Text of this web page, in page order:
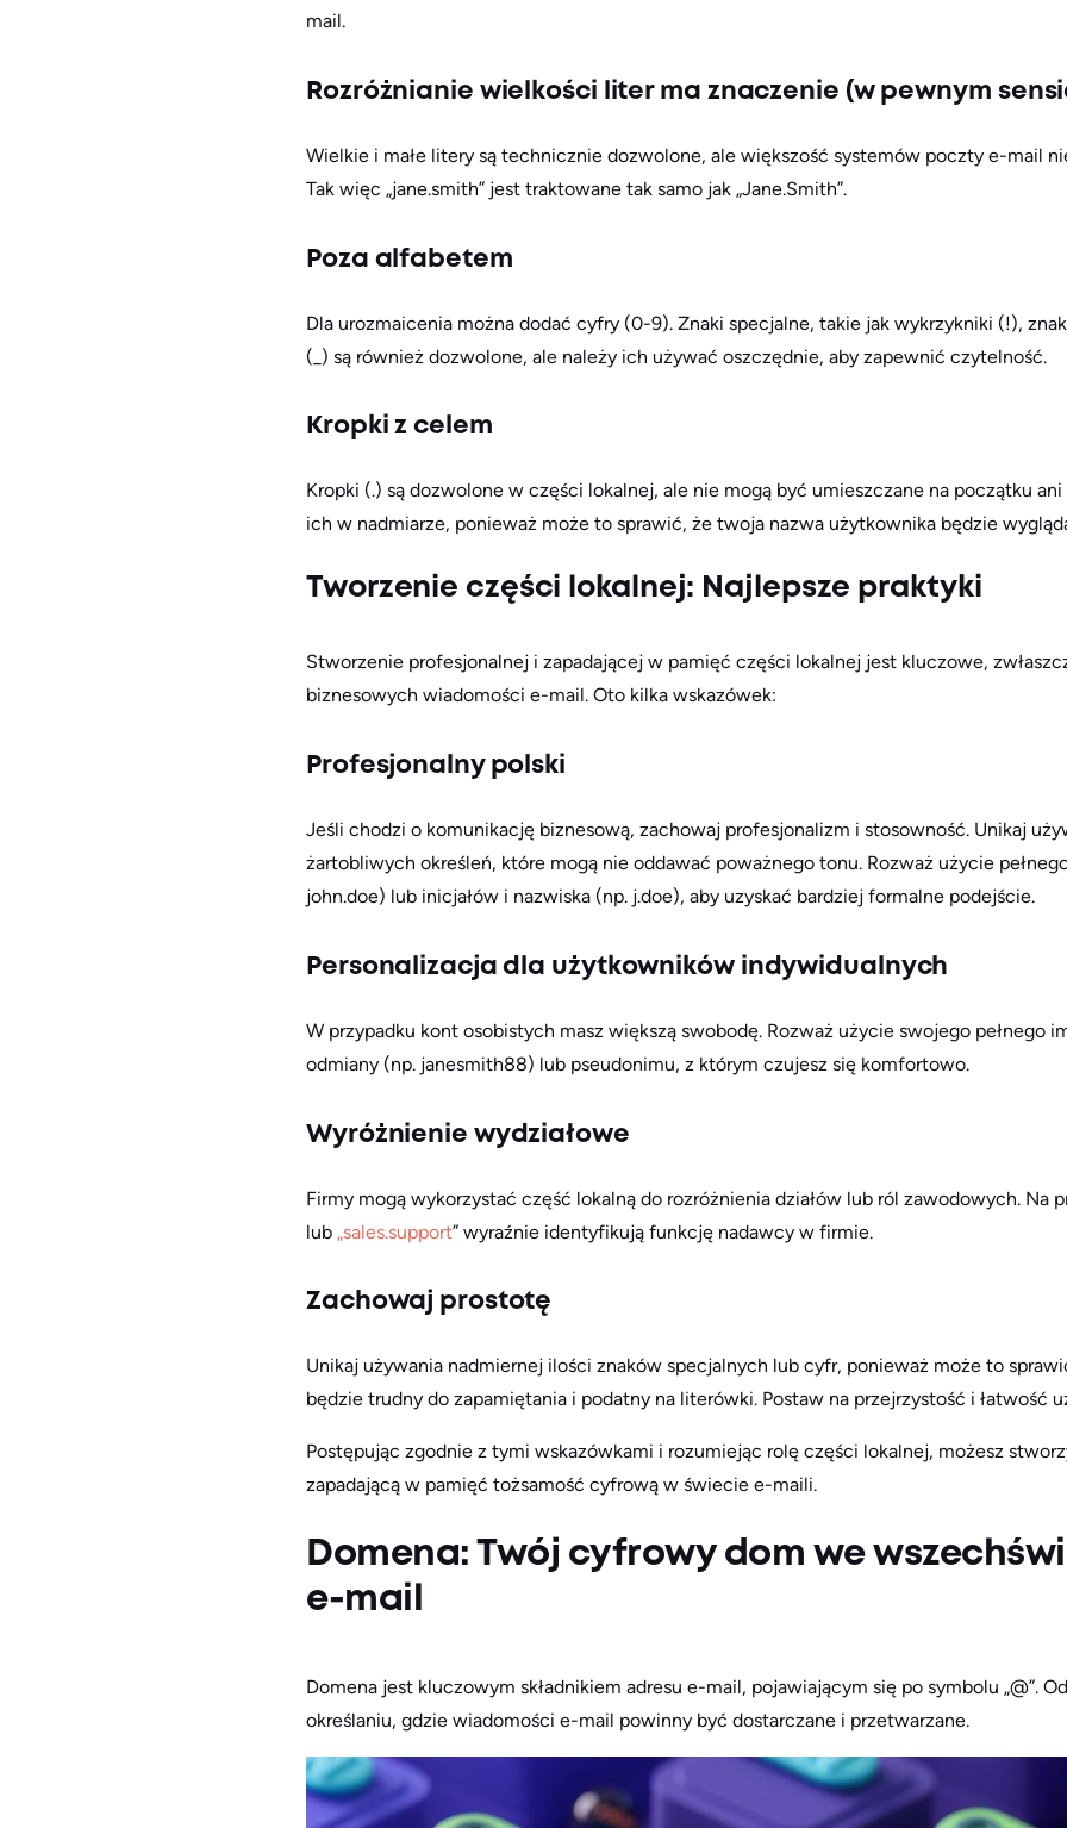
mail.
Rozróżnianie wielkości liter ma znaczenie (w pewnym
Wielkie i małe litery są technicznie dozwolone, ale większość systemów poczty e-mail
Tak więc „jane.smith” jest traktowane tak samo jak „Jane.Smith”.
Poza alfabetem
Dla urozmaicenia można dodać cyfry (0-9). Znaki specjalne, takie jak wykrzykniki (!),
(_) są również dozwolone, ale należy ich używać oszczędnie, aby zapewnić czytelność.
Kropki z celem
Kropki (.) są dozwolone w części lokalnej, ale nie mogą być umieszczane na początku
ich w nadmiarze, ponieważ może to sprawić, że twoja nazwa użytkownika będzie
Tworzenie części lokalnej: Najlepsze praktyki
Stworzenie profesjonalnej i zapadającej w pamięć części lokalnej jest kluczowe,
biznesowych wiadomości e-mail. Oto kilka wskazówek:
Profesjonalny polski
Jeśli chodzi o komunikację biznesową, zachowaj profesjonalizm i stosowność. Unikaj
żartobliwych określeń, które mogą nie oddawać poważnego tonu. Rozważ użycie
john.doe) lub inicjałów i nazwiska (np. j.doe), aby uzyskać bardziej formalne podejście.
Personalizacja dla użytkowników indywidualnych
W przypadku kont osobistych masz większą swobodę. Rozważ użycie swojego pełnego
odmiany (np. janesmith88) lub pseudonimu, z którym czujesz się komfortowo.
Wyróżnienie wydziałowe
Firmy mogą wykorzystać część lokalną do rozróżnienia działów lub ról zawodowych. Na
lub „sales.support” wyraźnie identyfikują funkcję nadawcy w firmie.
Zachowaj prostotę
Unikaj używania nadmiernej ilości znaków specjalnych lub cyfr, ponieważ może to
będzie trudny do zapamiętania i podatny na literówki. Postaw na przejrzystość i łatwość
Postępując zgodnie z tymi wskazówkami i rozumiejąc rolę części lokalnej, możesz
zapadającą w pamięć tożsamość cyfrową w świecie e-maili.
Domena: Twój cyfrowy dom we
e-mail
Domena jest kluczowym składnikiem adresu e-mail, pojawiającym się po symbolu „@”.
określaniu, gdzie wiadomości e-mail powinny być dostarczane i przetwarzane.